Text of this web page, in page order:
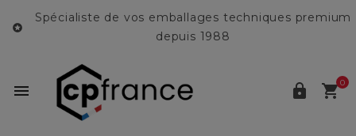

Spécialiste de vos emballages techniques premium
depuis 1988
  0